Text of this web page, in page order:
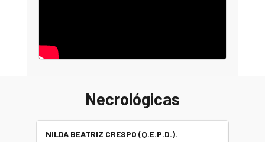
Necrológicas
NILDA BEATRIZ CRESPO (Q.E.P.D.).